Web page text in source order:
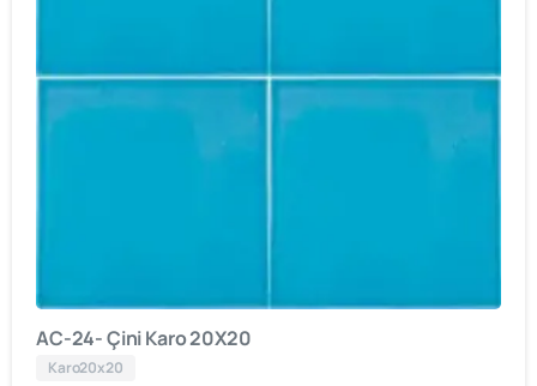
AC-24- Çini Karo 20X20
Karo20x20